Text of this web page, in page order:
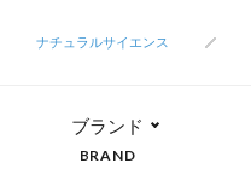
ナチュラルサイエンス
ブランド
BRAND